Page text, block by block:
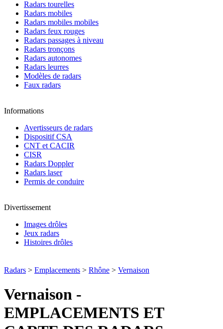
Radars tourelles
Radars mobiles
Radars mobiles mobiles
Radars feux rouges
Radars passages à niveau
Radars tronçons
Radars autonomes
Radars leurres
Modèles de radars
Faux radars
Informations
Avertisseurs de radars
Dispositif CSA
CNT et CACIR
CISR
Radars Doppler
Radars laser
Permis de conduire
Divertissement
Images drôles
Jeux radars
Histoires drôles
Radars > Emplacements > Rhône > Vernaison
Vernaison -
EMPLACEMENTS ET